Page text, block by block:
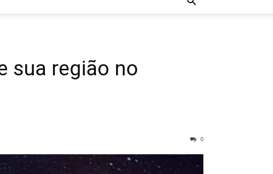
sua região no
0